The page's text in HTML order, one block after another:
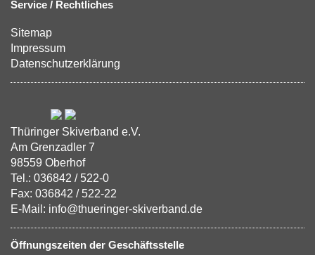
Service / Rechtliches
Sitemap
Impressum
Datenschutzerklärung
Thüringer Skiverband e.V.
Am Grenzadler 7
98559 Oberhof
Tel.: 036842 / 522-0
Fax: 036842 / 522-22
E-Mail: info@thueringer-skiverband.de
Öffnungszeiten der Geschäftsstelle